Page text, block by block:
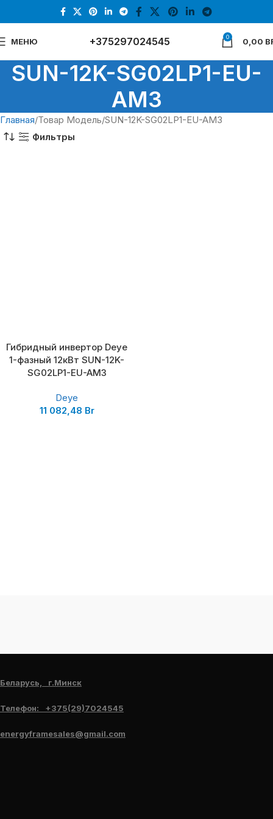
МЕНЮ +375297024545 0 0,00
SUN-12K-SG02LP1-EU-
AM3
Главная Товар Модель SUN-12K-SG02LP1-EU-AM3
Фильтры
Гибридный инвертор Deye
1-фазный 12кВт SUN-12K-
SG02LP1-EU-AM3
Deye
11 082,48 Br
Беларусь, г.Минск
Телефон: +375(29)7024545
energyframesales@gmail.com